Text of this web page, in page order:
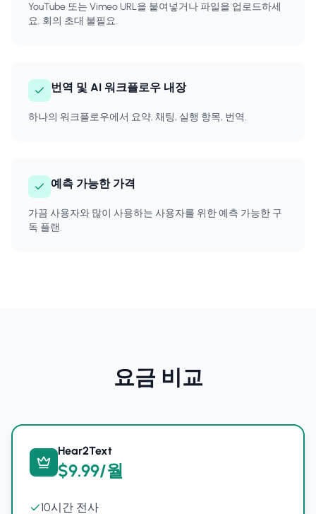
YouTube 또는 Vimeo URL을 붙여넣거나 파일을 업로드하세
요. 회의 초대 불필요.
번역 및 AI 워크플로우 내장
하나의 워크플로우에서 요약, 채팅, 실행 항목, 번역.
예측 가능한 가격
가끔 사용자와 많이 사용하는 사용자를 위한 예측 가능한 구
독 플랜.
요금 비교
Hear2Text
$9.99/월
10시간 전사